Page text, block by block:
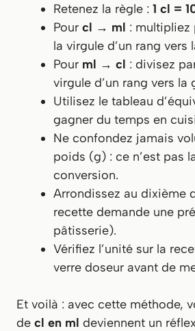
Retenez la règle : 1 cl =
Pour cl → ml : multipliez
la virgule d’un rang vers
Pour ml → cl : divisez
virgule d’un rang vers la
Utilisez le tableau
gagner du temps en
Ne confondez jamais
poids (g) : ce n’est pas
conversion.
Arrondissez au dixième
recette demande une
pâtisserie).
Vérifiez l’unité sur la
verre doseur avant de
Et voilà : avec cette méthode,
de cl en ml deviennent un